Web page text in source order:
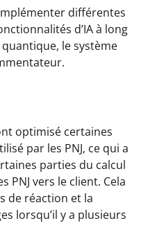
différentes
d’IA à long
le système
optimisé certaines
par les PNJ, ce qui a
parties du calcul
PNJ vers le client. Cela
de réaction et la
lorsqu’il y a plusieurs